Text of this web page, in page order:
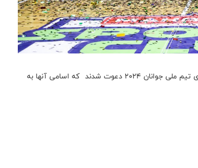
به گزارش روابط عمومی فدراسیون بسکتبال، شانزده بازیکن به اردوی تیم ملی جوانان ۲۰۲۴ دعوت شدند که اسامی آنها به